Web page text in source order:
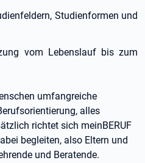
Studienformen und
vom Lebenslauf bis zum
umfangreiche
alles
richtet sich meinBERUF
begleiten, also Eltern und
und Beratende.